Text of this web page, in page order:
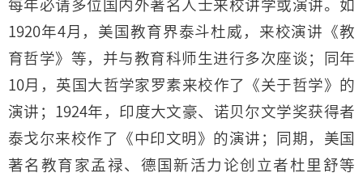
每年必请多位国内外著名人士来校讲学或演讲。如
1920年4月，美国教育界泰斗杜威，来校演讲《教
育哲学》等，并与教育科师生进行多次座谈；同年
10月，英国大哲学家罗素来校作了《关于哲学》的
演讲；1924年，印度大文豪、诺贝尔文学奖获得者
泰戈尔来校作了《中印文明》的演讲；同期，美国
著名教育家孟禄、德国新活力论创立者杜里舒等